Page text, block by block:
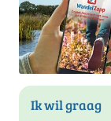
Ik wil graag